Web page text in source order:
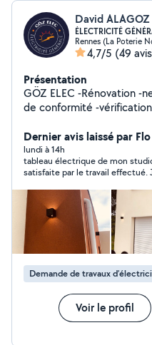
David
ÉLECTRICITÉ
Rennes (La Poterie
4,7/5 (49
Présentation
GÖZ ELEC -Rénovation -neuve -Dépannage -certificat
de conformité -vérification installation électrique -
annuel -Alarme Pour tout vos projets de rénovation ou
neuve une équipe
dont vous avez besoin selon vos
nous contacter via par
ravie de vous accueillir et
afin de mieux répondre à
Dernier avis laissé par
lundi à 14h
tableau électrique de mon
Demande de travaux
Voir le profil